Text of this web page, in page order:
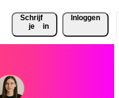
Schrijf
je
in
Inloggen